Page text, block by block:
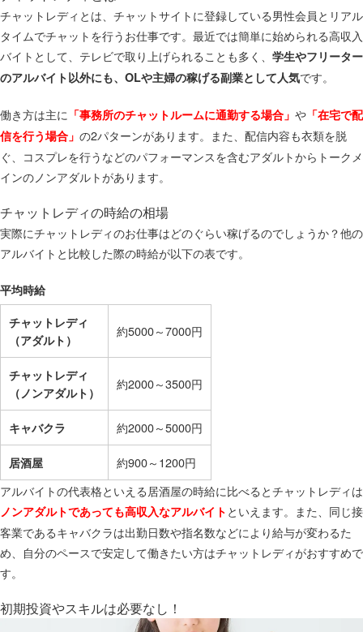
チャットレディとは、チャットサイトに登録している男性会員とリアル
タイムでチャットを行うお仕事です。最近では簡単に始められる高収入
バイトとして、テレビで取り上げられることも多く、 学生やフリーター
のアルバイト以外にも、OLや主婦の稼げる副業として人気です。
働き方は主に 「事務所のチャットルームに通勤する場合」 や 「在宅で配
信を行う場合」 の2パターンがあります。また、配信内容も衣類を脱
ぐ、コスプレを行うなどのパフォーマンスを含むアダルトからトークメ
インのノンアダルトがあります。
チャットレディの時給の相場
実際にチャットレディのお仕事はどのぐらい稼げるのでしょうか？他の
アルバイトと比較した際の時給が以下の表です。
平均時給
チャットレディ
（アダルト）
約5000～7000円
チャットレディ
（ノンアダルト）
約2000～3500円
キャバクラ 約2000～5000円
居酒屋
約900～1200円
アルバイトの代表格といえる居酒屋の時給に比べるとチャットレディは
ノンアダルトであっても高収入なアルバイト といえます。また、同じ接
客業であるキャバクラは出勤日数や指名数などにより給与が変わるた
め、自分のペースで安定して働きたい方はチャットレディがおすすめで
す。
初期投資やスキルは必要なし！